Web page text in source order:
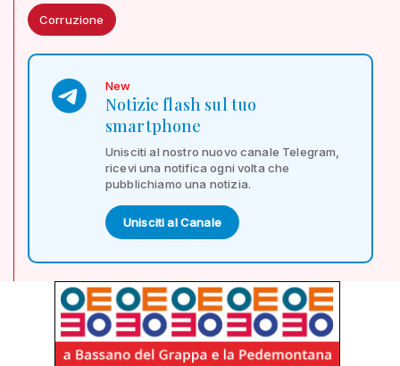
Corruzione
New
Notizie flash sul tuo
smartphone
Unisciti al nostro nuovo canale Telegram,
ricevi una notifica ogni volta che
pubblichiamo una notizia.
Unisciti al Canale